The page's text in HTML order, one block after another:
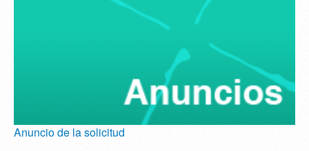
Anuncio de la solicitud